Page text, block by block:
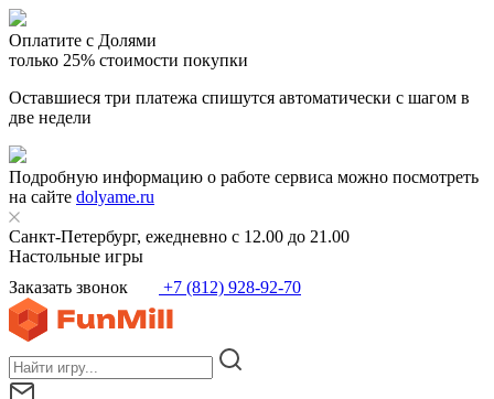
Оплатите с Долями
только 25% стоимости покупки
Оставшиеся три платежа спишутся автоматически с шагом в
две недели
Подробную информацию о работе сервиса можно посмотреть
на сайте dolyame.ru
Санкт-Петербург, ежедневно с 12.00 до 21.00
Настольные игры
Заказать звонок
+7 (812) 928-92-70